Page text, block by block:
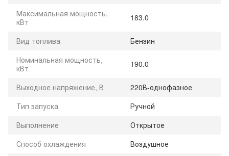
Максимальная мощность,
кВт
183.0
Вид топлива
Бензин
Номинальная мощность,
кВт
190.0
Выходное напряжение, В
220В-однофазное
Тип запуска
Ручной
Выполнение
Открытое
Способ охлаждения
Воздушное